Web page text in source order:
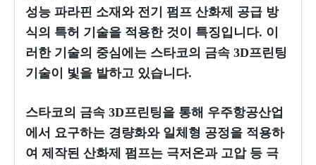
성능 파라핀 소재와 전기 펌프 산화제 공급 방
식의 특허 기술을 적용한 것이 특징입니다. 이
러한 기술의 중심에는 스타코의 금속 3D프린팅
기술이 빛을 발하고 있습니다.
스타코의 금속 3D프린팅을 통해 우주항공산업
에서 요구하는 경량화와 일체형 공정을 적용하
여 제작된 산화제 펌프는 극저온과 고압 등 극